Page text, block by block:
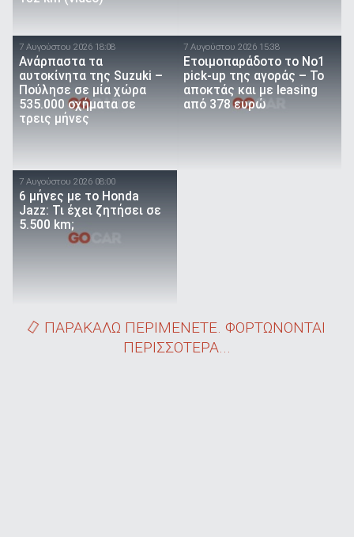
7 Αυγούστου 2026 18:08
Ανάρπαστα τα
αυτοκίνητα της Suzuki –
Πούλησε σε μία χώρα
535.000 οχήματα σε
τρεις μήνες
7 Αυγούστου 2026 15:38
Ετοιμοπαράδοτο το Νο1
pick-up της αγοράς – Το
αποκτάς και με leasing
από 378 ευρώ
7 Αυγούστου 2026 08:00
6 μήνες με το Honda
Jazz: Τι έχει ζητήσει σε
5.500 km;
ΠΑΡΑΚΑΛΩ ΠΕΡΙΜΕΝΕΤΕ. ΦΟΡΤΩΝΟΝΤΑΙ
ΠΕΡΙΣΣΟΤΕΡΑ...